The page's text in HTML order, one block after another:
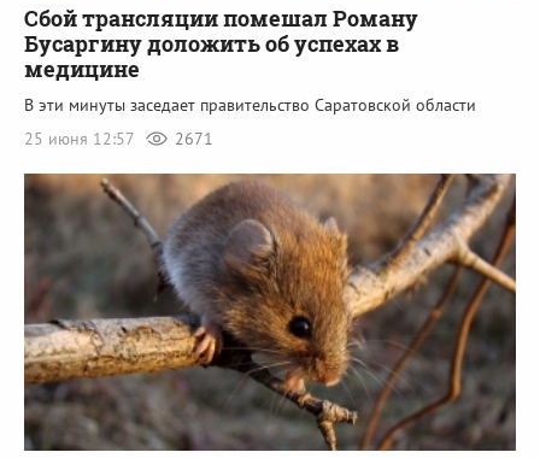
Сбой трансляции помешал Роману
Бусаргину доложить об успехах в
медицине
В эти минуты заседает правительство Саратовской области
25 июня 12:57
2671